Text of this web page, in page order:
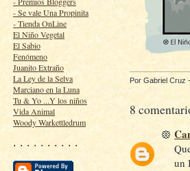
- Se vale Una Propinita
- Tienda OnLine
El Niño Vegetal
El Sabio
Fenómeno
Juanito Extraño
La Ley de la Selva
Marciano en la Luna
Tu & Yo ...Y los niños
Vida Animal
Woody Warkettledrum
· · · · · · · · · ·
Por Gabriel Cruz
8
un